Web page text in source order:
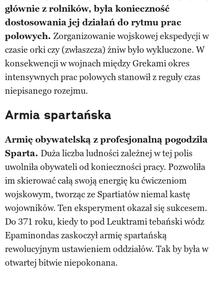
głównie z rolników, była konieczność
dostosowania jej działań do rytmu prac
polowych. Zorganizowanie wojskowej ekspedycji w
czasie orki czy (zwłaszcza) żniw było wykluczone. W
konsekwencji w wojnach między Grekami okres
intensywnych prac polowych stanowił z reguły czas
niepisanego rozejmu.
Armia spartańska
Armię obywatelską z profesjonalną pogodziła
Sparta. Duża liczba ludności zależnej w tej polis
uwolniła obywateli od konieczności pracy. Pozwoliła
im skierować całą swoją energię ku ćwiczeniom
wojskowym, tworząc ze Spartiatów niemal kastę
wojowników. Ten eksperyment okazał się sukcesem.
Do 371 roku, kiedy to pod Leuktrami tebański wódz
Epaminondas zaskoczył armię spartańską
rewolucyjnym ustawieniem oddziałów. Tak by była w
otwartej bitwie niepokonana.